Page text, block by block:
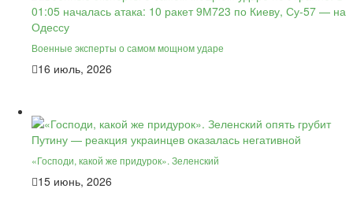
Военные эксперты о самом мощном ударе
16 июль, 2026
«Господи, какой же придурок». Зеленский
15 июнь, 2026